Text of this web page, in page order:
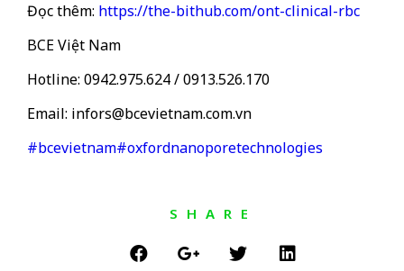
Đọc thêm: https://the-bithub.com/ont-clinical-rbc
BCE Việt Nam
Hotline: 0942.975.624 / 0913.526.170
Email: infors@bcevietnam.com.vn
#bcevietnam#oxfordnanoporetechnologies
SHARE